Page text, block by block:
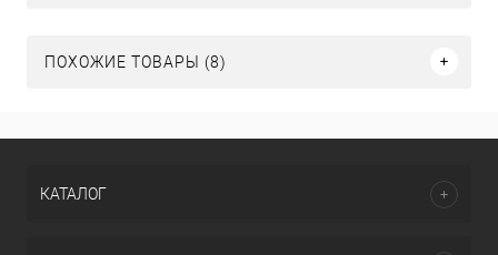
ПОХОЖИЕ ТОВАРЫ (8)
КАТАЛОГ